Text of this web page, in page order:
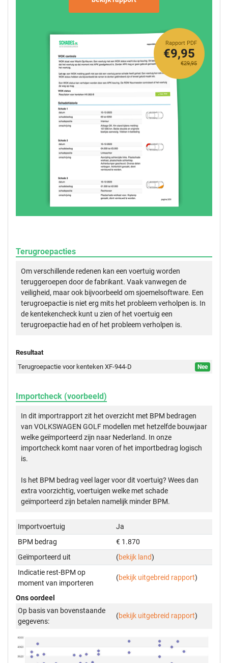
Rapport PDF
€29,95
€9,95
Terugroepacties
Om verschillende redenen kan een voertuig worden
teruggeroepen door de fabrikant. Vaak vanwegen de
veiligheid, maar ook bijvoorbeeld om sjoemelsoftware. Een
terugroepactie is niet erg mits het probleem verholpen is. In
de kentekencheck kunt u zien of het voertuig een
terugroepactie had en of het probleem verholpen is.
Resultaat
Terugroepactie voor kenteken XF-944-D
Nee
Importcheck (voorbeeld)
In dit importrapport zit het overzicht met BPM bedragen
van VOLKSWAGEN GOLF modellen met hetzelfde bouwjaar
welke geïmporteerd zijn naar Nederland. In onze
importcheck komt naar voren of het importbedrag logisch
is.
Is het BPM bedrag veel lager voor dit voertuig? Wees dan
extra voorzichtig, voertuigen welke met schade
geïmporteerd zijn betalen namelijk minder BPM.
Importvoertuig
Ja
BPM bedrag
€ 1.870
Geïmporteerd uit
(bekijk land)
Indicatie rest-BPM op
moment van importeren
(bekijk uitgebreid rapport)
Ons oordeel
Op basis van bovenstaande
gegevens:
(bekijk uitgebreid rapport)